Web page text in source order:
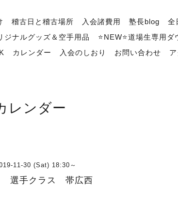
稽古日と稽古場所 入会諸費用 塾長blog
全
ジナルグッズ＆空手用品
⭐NEW⭐道場生専用ダ
カレンダー 入会のしおり お問い合わせ
レンダー
11-30 (Sat) 18:30～
選手クラス 帯広西